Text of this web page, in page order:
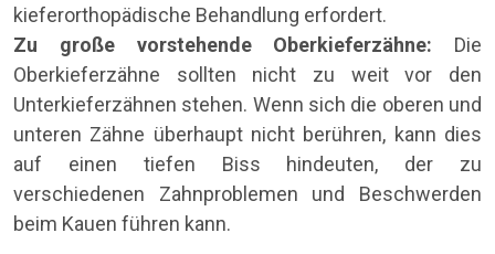
kieferorthopädische Behandlung erfordert.
Zu große vorstehende Oberkieferzähne: Die
Oberkieferzähne sollten nicht zu weit vor den
Unterkieferzähnen stehen. Wenn sich die oberen und
unteren Zähne überhaupt nicht berühren, kann dies
auf einen tiefen Biss hindeuten, der zu
verschiedenen Zahnproblemen und Beschwerden
beim Kauen führen kann.